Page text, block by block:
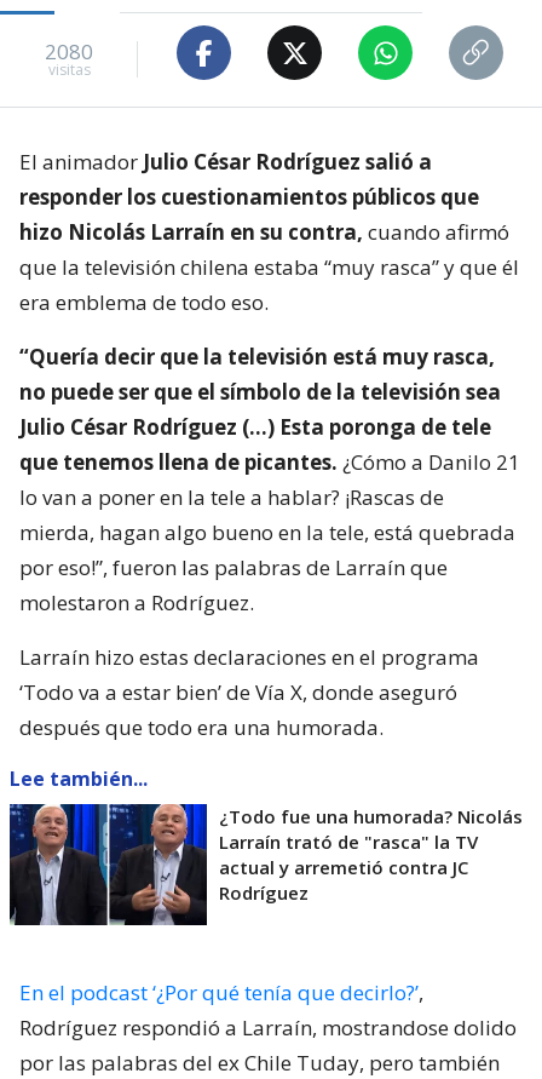
2080
visitas
El animador Julio César Rodríguez salió a
responder los cuestionamientos públicos que
hizo Nicolás Larraín en su contra, cuando afirmó
que la televisión chilena estaba “muy rasca” y que él
era emblema de todo eso.
“Quería decir que la televisión está muy rasca,
no puede ser que el símbolo de la televisión sea
Julio César Rodríguez (…) Esta poronga de tele
que tenemos llena de picantes. ¿Cómo a Danilo 21
lo van a poner en la tele a hablar? ¡Rascas de
mierda, hagan algo bueno en la tele, está quebrada
por eso!”, fueron las palabras de Larraín que
molestaron a Rodríguez.
Larraín hizo estas declaraciones en el programa
‘Todo va a estar bien’ de Vía X, donde aseguró
después que todo era una humorada.
Lee también...
¿Todo fue una humorada? Nicolás
Larraín trató de "rasca" la TV
actual y arremetió contra JC
Rodríguez
En el podcast ‘¿Por qué tenía que decirlo?’,
Rodríguez respondió a Larraín, mostrandose dolido
por las palabras del ex Chile Tuday, pero también